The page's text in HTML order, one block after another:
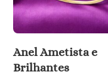
Anel Ametista e
Brilhantes